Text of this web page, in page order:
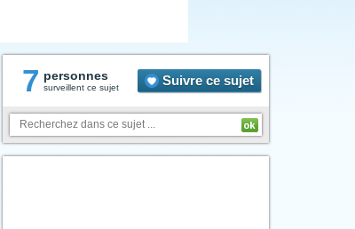
7 personnes
surveillent ce sujet Suivre ce sujet